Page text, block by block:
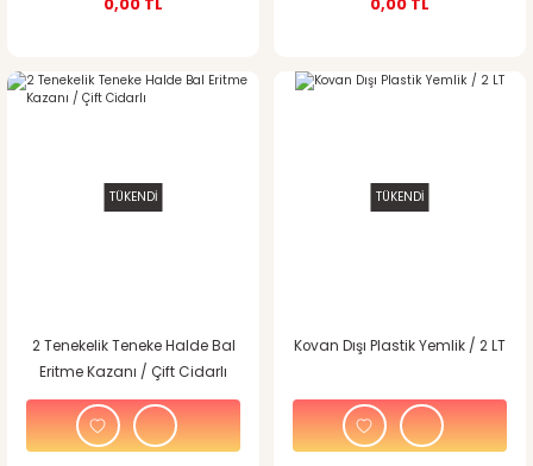
TÜKENDİ
2 Tenekelik Teneke Halde Bal
Eritme Kazanı / Çift Cidarlı
TÜKENDİ
Kovan Dışı Plastik Yemlik / 2 LT